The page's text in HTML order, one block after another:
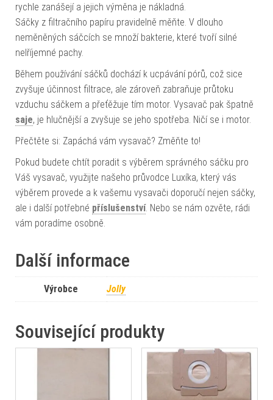
rychle zanášejí a jejich výměna je nákladná.
Sáčky z filtračního papíru pravidelně měňte. V dlouho
neměněných sáčcích se množí bakterie, které tvoří silné
nelříjemné pachy.
Během používání sáčků dochází k ucpávání pórů, což sice
zvyšuje účinnost filtrace, ale zároveň zabraňuje průtoku
vzduchu sáčkem a přeťěžuje tím motor. Vysavač pak špatně
saje, je hlučnější a zvyšuje se jeho spotřeba. Ničí se i motor.
Přečtěte si: Zapáchá vám vysavač? Změňte to!
Pokud budete chtít poradit s výběrem správného sáčku pro
Váš vysavač, využijte našeho průvodce Luxíka, který vás
výběrem provede a k vašemu vysavači doporučí nejen sáčky,
ale i další potřebné příslušenství. Nebo se nám ozvěte, rádi
vám poradíme osobně.
Další informace
Výrobce Jolly
Související produkty